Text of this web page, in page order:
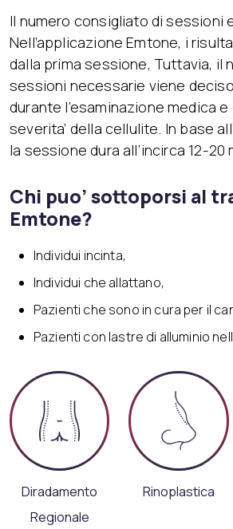
Il numero consigliato di sessioni
Nell’applicazione Emtone, i
dalla prima sessione, Tuttavia, il
sessioni necessarie viene
durante l’esaminazione medica
severita’ della cellulite. In base
la sessione dura all’incirca 12-20
Chi puo’ sottoporsi al
Emtone?
Individui incinta,
Individui che allattano,
Pazienti che sono in cura per il
Pazienti con lastre di alluminio
Diradamento
Regionale
Rinoplastica